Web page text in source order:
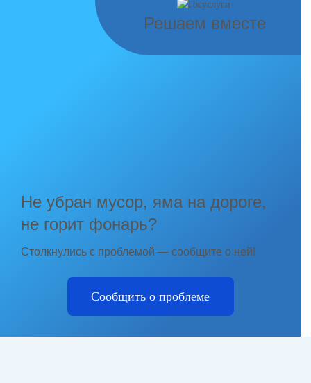
Решаем вместе
Не убран мусор, яма на дороге,
не горит фонарь?
Столкнулись с проблемой — сообщите о ней!
Сообщить о проблеме